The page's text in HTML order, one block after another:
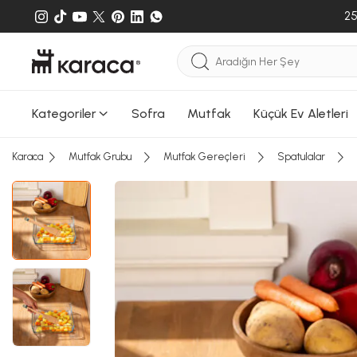
Kategoriler Sofra Mutfak Küçük Ev Aletleri
Karaca Mutfak Grubu Mutfak Gereçleri Spatulalar